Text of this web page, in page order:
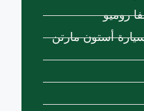
روميو
أستون مارتن